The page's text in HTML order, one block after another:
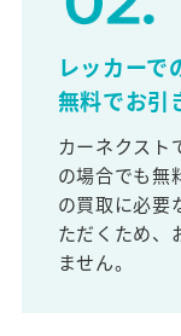
レッカーで
無料でお引
カーネクスト
の場合でも無
の買取に必要
ただくため、
ません。